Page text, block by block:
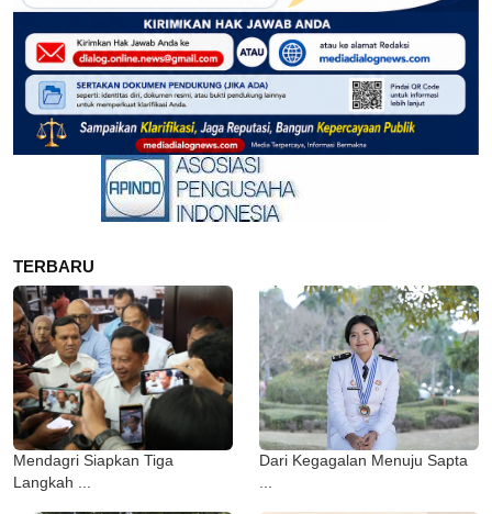
TERBARU
Mendagri Siapkan Tiga
Langkah ...
Dari Kegagalan Menuju Sapta